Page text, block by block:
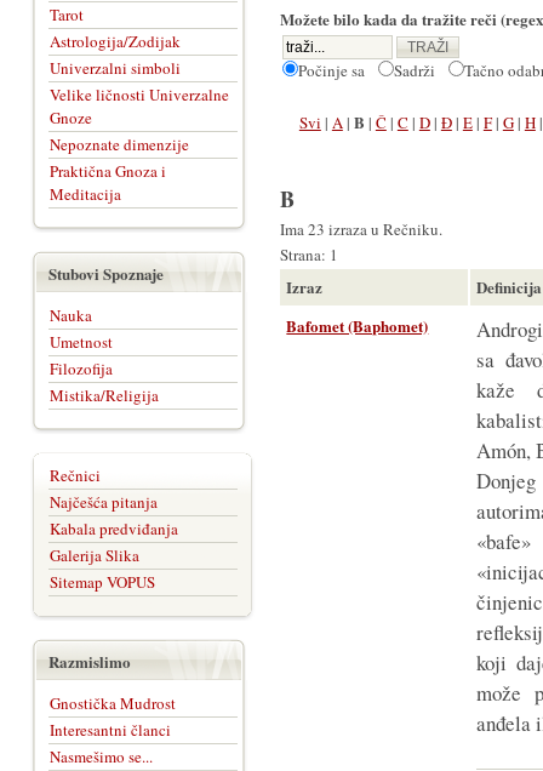
Možete bilo kada da tražite reči
Počinje sa Sadrži Tačno
Svi | A| B | Č | C | D| Đ| E| F| G| H
B
Ima 23 izraza u Rečniku.
Strana: 1
Izraz
Definicija
Bafomet (Baphomet)
sa
kaže
Amón,
koji
može
anđela
Tarot
Astrologija/Zodijak
Univerzalni simboli
Velike ličnosti Univerzalne
Gnoze
Nepoznate dimenzije
Praktična Gnoza i
Meditacija
Stubovi Spoznaje
Nauka
Umetnost
Filozofija
Mistika/Religija
Rečnici
Najčešća pitanja
Kabala predviđanja
Galerija Slika
Sitemap VOPUS
Razmislimo
Gnostička Mudrost
Interesantni članci
Nasmešimo se...